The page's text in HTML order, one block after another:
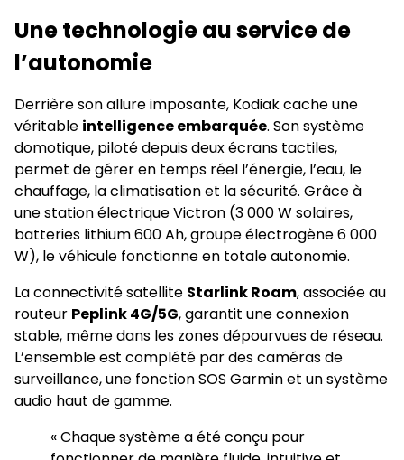
Une technologie au service de
l’autonomie
Derrière son allure imposante, Kodiak cache une
véritable intelligence embarquée. Son système
domotique, piloté depuis deux écrans tactiles,
permet de gérer en temps réel l’énergie, l’eau, le
chauffage, la climatisation et la sécurité. Grâce à
une station électrique Victron (3 000 W solaires,
batteries lithium 600 Ah, groupe électrogène 6 000
W), le véhicule fonctionne en totale autonomie.
La connectivité satellite Starlink Roam, associée au
routeur Peplink 4G/5G, garantit une connexion
stable, même dans les zones dépourvues de réseau.
L’ensemble est complété par des caméras de
surveillance, une fonction SOS Garmin et un système
audio haut de gamme.
« Chaque système a été conçu pour